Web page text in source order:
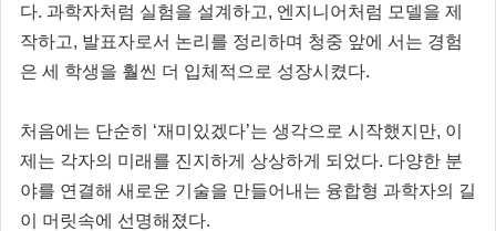
다. 과학자처럼 실험을 설계하고, 엔지니어처럼 모델을 제
작하고, 발표자로서 논리를 정리하며 청중 앞에 서는 경험
은 세 학생을 훨씬 더 입체적으로 성장시켰다.
처음에는 단순히 ‘재미있겠다’는 생각으로 시작했지만, 이
제는 각자의 미래를 진지하게 상상하게 되었다. 다양한 분
야를 연결해 새로운 기술을 만들어내는 융합형 과학자의 길
이 머릿속에 선명해졌다.